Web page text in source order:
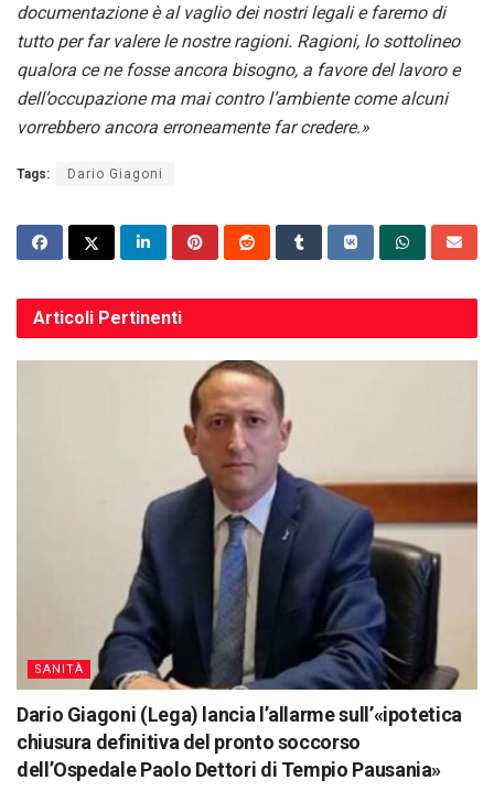
documentazione è al vaglio dei nostri legali e faremo di
tutto per far valere le nostre ragioni. Ragioni, lo sottolineo
qualora ce ne fosse ancora bisogno, a favore del lavoro e
dell’occupazione ma mai contro l’ambiente come alcuni
vorrebbero ancora erroneamente far credere.»
Tags: Dario Giagoni
Articoli Pertinenti
SANITÀ
Dario Giagoni (Lega) lancia l’allarme sull’«ipotetica
chiusura definitiva del pronto soccorso
dell’Ospedale Paolo Dettori di Tempio Pausania»